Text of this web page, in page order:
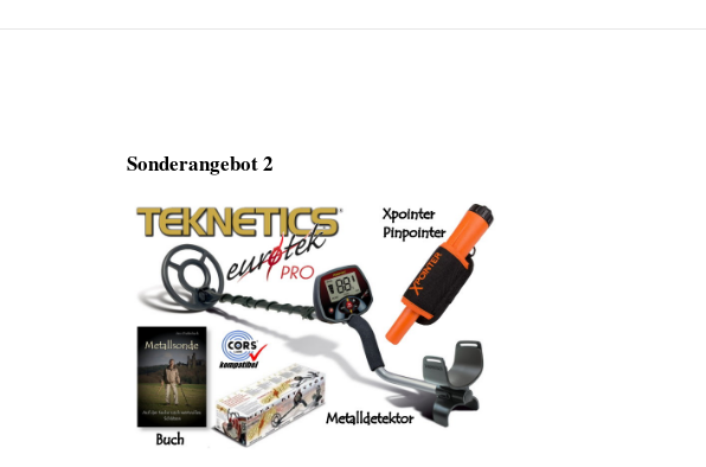
Sonderangebot 2